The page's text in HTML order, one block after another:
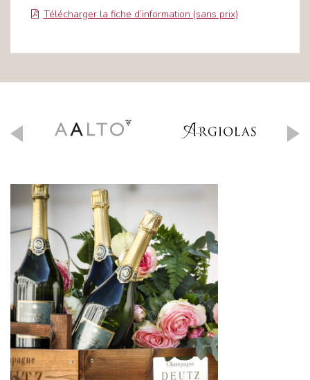
Télécharger la fiche d’information (sans prix)